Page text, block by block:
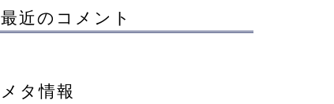
最近のコメント
メタ情報